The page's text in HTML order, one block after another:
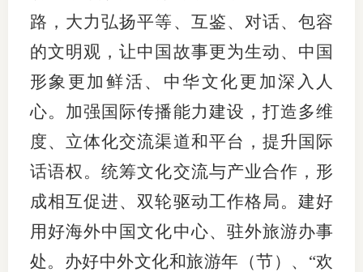
路，大力弘扬平等、互鉴、对话、包容
的文明观，让中国故事更为生动、中国
形象更加鲜活、中华文化更加深入人
心。加强国际传播能力建设，打造多维
度、立体化交流渠道和平台，提升国际
话语权。统筹文化交流与产业合作，形
成相互促进、双轮驱动工作格局。建好
用好海外中国文化中心、驻外旅游办事
处。办好中外文化和旅游年（节）、“欢